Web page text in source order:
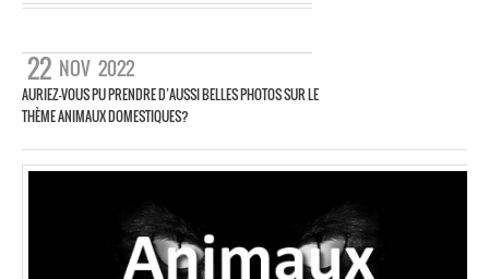
22 NOV 2022
AURIEZ-VOUS PU PRENDRE D’AUSSI BELLES PHOTOS SUR LE
THÈME ANIMAUX DOMESTIQUES?